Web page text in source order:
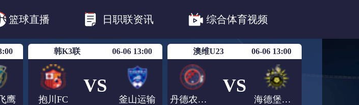
篮球直播 日职联资讯 综合体育视频
日职联FC东京
鹰
韩K3联 06-06 13:00
抱川FC
VS
釜山运输
澳维U23 06-06 13:00
丹德农市U23
VS
海德堡联U23